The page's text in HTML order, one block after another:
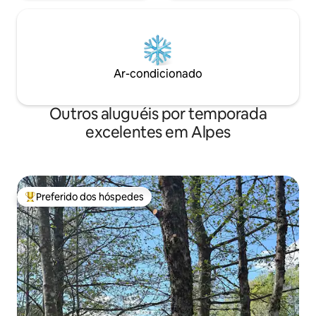
Ar-condicionado
Outros aluguéis por temporada
excelentes em Alpes
Entre os melhores preferidos dos hóspedes
Preferido dos hóspedes